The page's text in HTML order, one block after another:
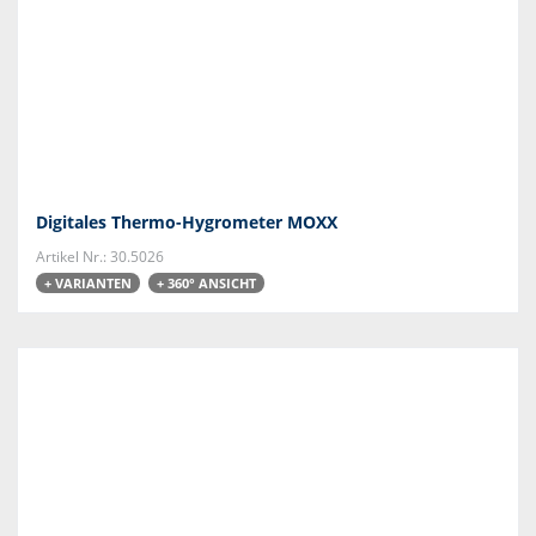
Digitales Thermo-Hygrometer MOXX
Artikel Nr.: 30.5026
+ VARIANTEN + 360° ANSICHT